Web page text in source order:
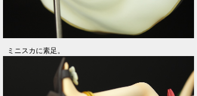
ミニスカに素足。